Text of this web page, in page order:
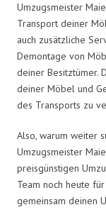
Umzugsmeister
Transport deiner
auch zusätzliche
Demontage von
deiner Besitztümer.
deiner Möbel und
des Transports zu
Also, warum weiter
Umzugsmeister
preisgünstigen
Team noch heute
gemeinsam deinen